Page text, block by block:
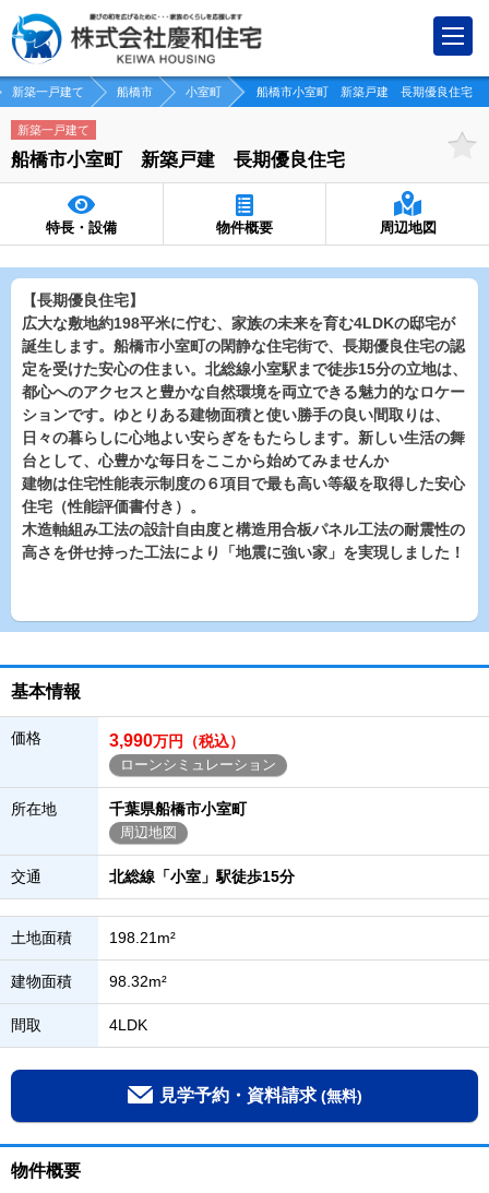
新築一戸建て 船橋市 小室町 船橋市小室町 新築戸建 長期優良住宅
新築一戸建て
船橋市小室町 新築戸建 長期優良住宅
特長・設備 物件概要 周辺地図
【長期優良住宅】
広大な敷地約198平米に佇む、家族の未来を育む4LDKの邸宅が
誕生します。船橋市小室町の閑静な住宅街で、長期優良住宅の認
定を受けた安心の住まい。北総線小室駅まで徒歩15分の立地は、
都心へのアクセスと豊かな自然環境を両立できる魅力的なロケー
ションです。ゆとりある建物面積と使い勝手の良い間取りは、
日々の暮らしに心地よい安らぎをもたらします。新しい生活の舞
台として、心豊かな毎日をここから始めてみませんか
建物は住宅性能表示制度の６項目で最も高い等級を取得した安心
住宅（性能評価書付き）。
木造軸組み工法の設計自由度と構造用合板パネル工法の耐震性の
高さを併せ持った工法により「地震に強い家」を実現しました！
基本情報
価格 3,990万円（税込）
ローンシミュレーション
所在地 千葉県船橋市小室町
周辺地図
交通 北総線「小室」駅徒歩15分
土地面積 198.21m²
建物面積 98.32m²
間取 4LDK
見学予約・資料請求 (無料)
物件概要